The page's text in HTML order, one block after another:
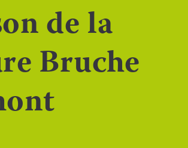
de la
Bruche